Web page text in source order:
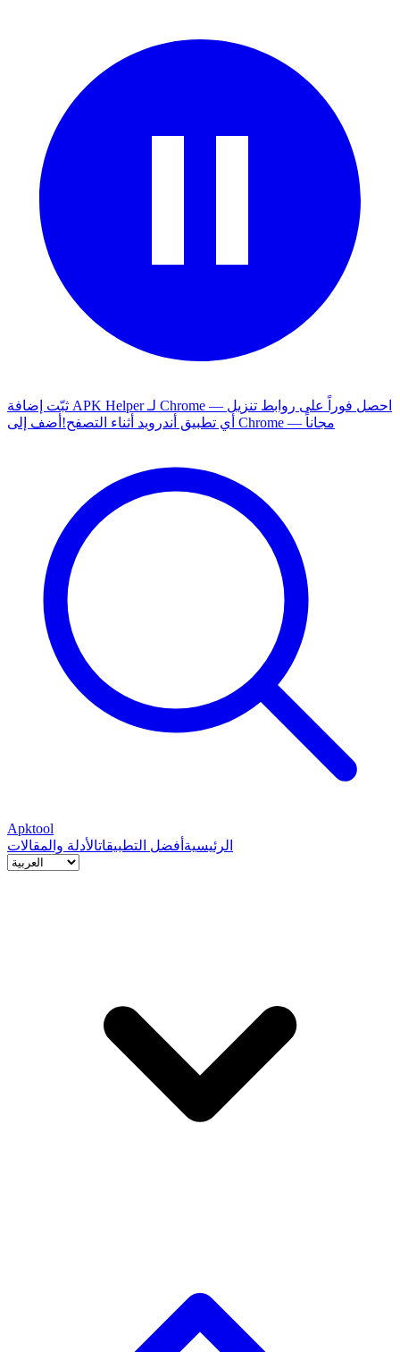
ثبّت إضافة APK Helper لـ Chrome — احصل فوراً على روابط تنزيل
أي تطبيق أندرويد أثناء التصفح!
أضف إلى Chrome — مجاناً
Apktool
الرئيسية أفضل التطبيقاتالأدلة والمقالات